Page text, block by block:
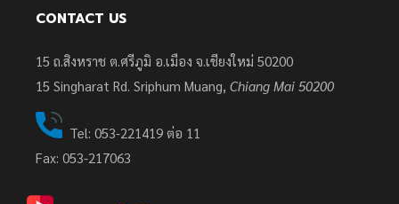
CONTACT US
15 ถ.สิงหราช ต.ศรีภูมิ อ.เมือง จ.เชียงใหม่ 50200
15 Singharat Rd. Sriphum Muang, Chiang Mai 50200
Tel: 053-221419 ต่อ 11
Fax: 053-217063